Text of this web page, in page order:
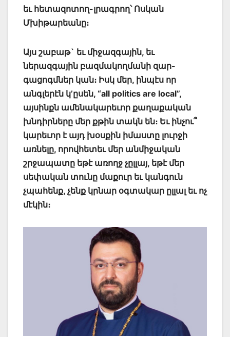
եւ հետազոտող-լրագրող՝ Ոսկան
Մխիթարեանը։
Այս շաբաթ` եւ միջազգային, եւ
ներազգային բազմակողմանի զար-
գացոգմներ կան։ Իսկ մեր, ինպէս որ
անգլերէն կ’ըսեն, “all politics are local”,
այսինքն ամենակարեւոր քաղաքական
խնդիրները մեր քթին տակն են։ Եւ ինչու՞
կարեւոր է այդ խօսքին իմաստը լուրջի
առնելը, որովհետեւ մեր անմիջական
շրջապատը եթէ առողջ չըլլայ, եթէ մեր
սեփական տունը մաքուր եւ կանգուն
չպահենք, չենք կրնար օգտակար ըլլալ եւ ոչ
մէկին։